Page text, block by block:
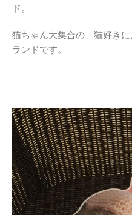
ド。
猫ちゃん大集合の、猫好き
ランドです。